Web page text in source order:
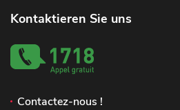
Kontaktieren Sie uns
Contactez-nous !